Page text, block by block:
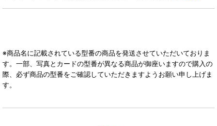
※商品名に記載されている型番の商品を発送させていただいておりま
す。一部、写真とカードの型番が異なる商品が御座いますので購入の
際、必ず商品の型番をご確認していただきますようお願い申し上げま
す。